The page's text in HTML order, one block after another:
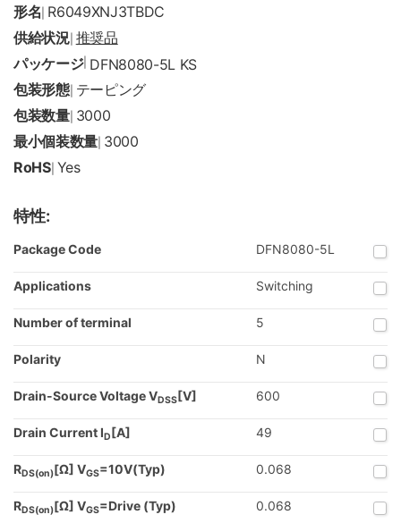
形名 R6049XNJ3TBDC
供給状況| 推奨品
パッケージ| DFN8080-5L KS
包装形態| テーピング
包装数量| 3000
最小個装数量 3000
RoHS| Yes
特性:
Package Code DFN8080-5L
Applications Switching
Number of terminal 5
Polarity N
Drain-Source Voltage VDSS[V] 600
Drain Current ID[A] 49
RDS(on)[Ω] VGS=10V(Typ) 0.068
RDS(on)[Ω] VGS=Drive (Typ) 0.068